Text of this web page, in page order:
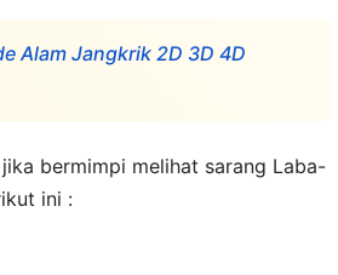
Alam Jangkrik 2D 3D 4D
bermimpi melihat sarang Laba-
ini :